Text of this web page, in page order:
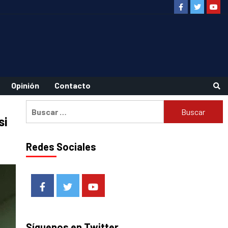
FacebookTwitter
Opinión Contacto
Redes Sociales
FacebookTwitterYoutube